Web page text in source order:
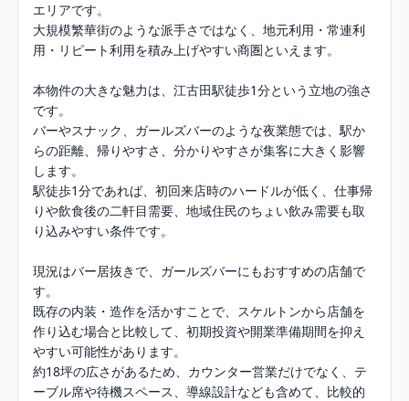
エリアです。
大規模繁華街のような派手さではなく、地元利用・常連利
用・リピート利用を積み上げやすい商圏といえます。
本物件の大きな魅力は、江古田駅徒歩1分という立地の強さ
です。
バーやスナック、ガールズバーのような夜業態では、駅か
らの距離、帰りやすさ、分かりやすさが集客に大きく影響
します。
駅徒歩1分であれば、初回来店時のハードルが低く、仕事帰
りや飲食後の二軒目需要、地域住民のちょい飲み需要も取
り込みやすい条件です。
現況はバー居抜きで、ガールズバーにもおすすめの店舗で
す。
既存の内装・造作を活かすことで、スケルトンから店舗を
作り込む場合と比較して、初期投資や開業準備期間を抑え
やすい可能性があります。
約18坪の広さがあるため、カウンター営業だけでなく、テ
ーブル席や待機スペース、導線設計なども含めて、比較的